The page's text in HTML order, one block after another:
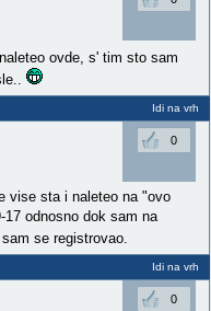
ovde, s' tim sto sam
Idi na vrh
0
vise sta i naleteo na "ovo
odnosno dok sam na
se registrovao.
Idi na vrh
0